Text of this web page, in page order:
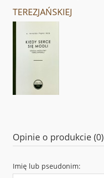
TEREZJAŃSKIEJ
Opinie o produkcie (0)
Imię lub pseudonim: